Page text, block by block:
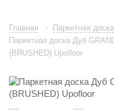
Главная
Паркетная доска
Паркетная доска Дуб
(BRUSHED) Upofloor